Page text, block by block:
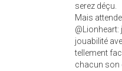
serez déçu.
Mais
@Lionheart:
jouabilité
tellement
chacun son